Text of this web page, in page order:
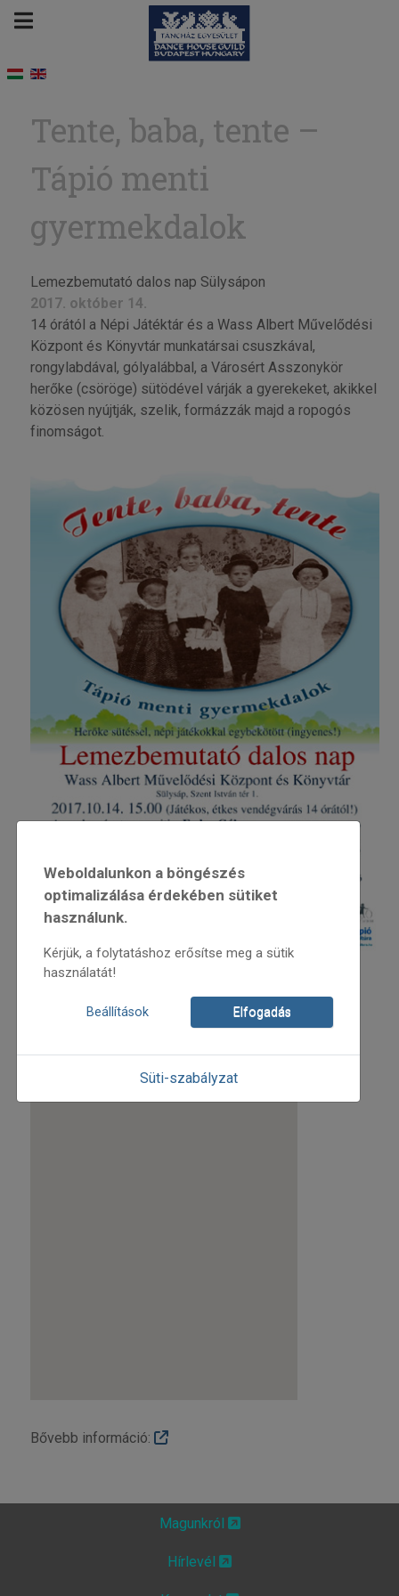
Tente, baba, tente –
Tápió menti
gyermekdalok
Lemezbemutató dalos nap Sülysápon
2017. október 14.
14 órától a Népi Játéktár és a Wass Albert Művelődési
Központ és Könyvtár munkatársai csuszkával,
rongylabdával, gólyalábbal, a Városért Asszonykör
herőke (csöröge) sütödével várják a gyerekeket, akikkel
közösen nyújtják, szelik, formázzák majd a ropogós
finomságot.
Helyszín:
Bővebb információ:
Weboldalunkon a böngészés
optimalizálása érdekében sütiket
használunk.
Kérjük, a folytatáshoz erősítse meg a sütik
használatát!
Beállítások Elfogadás
Süti-szabályzat
Magunkról
Hírlevél